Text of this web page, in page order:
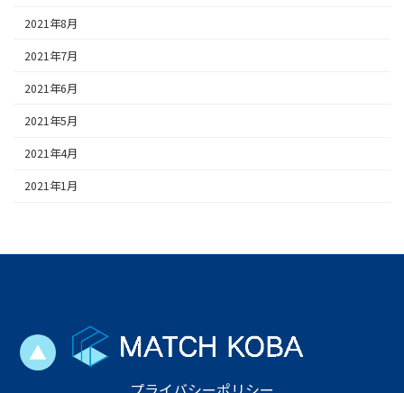
2021年8月
2021年7月
2021年6月
2021年5月
2021年4月
2021年1月
▲